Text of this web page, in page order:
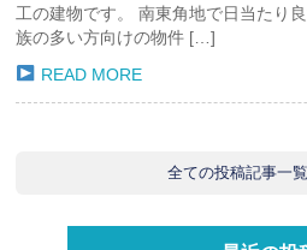
工の建物です。 南東角地で日当たり
族の多い方向けの物件 […]
READ MORE
全ての投稿記事一